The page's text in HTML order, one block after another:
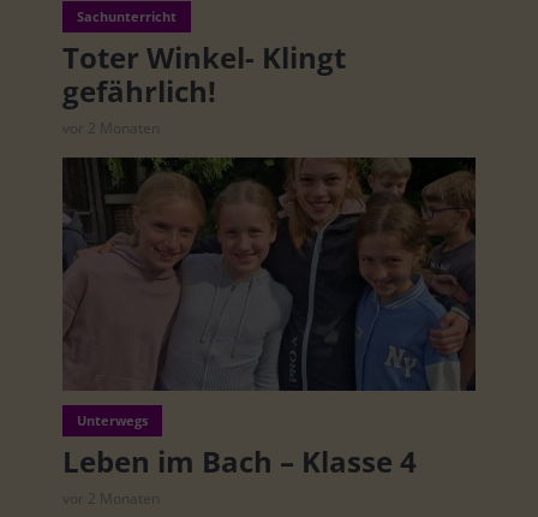
Sachunterricht
Toter Winkel- Klingt
gefährlich!
vor 2 Monaten
Unterwegs
Leben im Bach – Klasse 4
vor 2 Monaten